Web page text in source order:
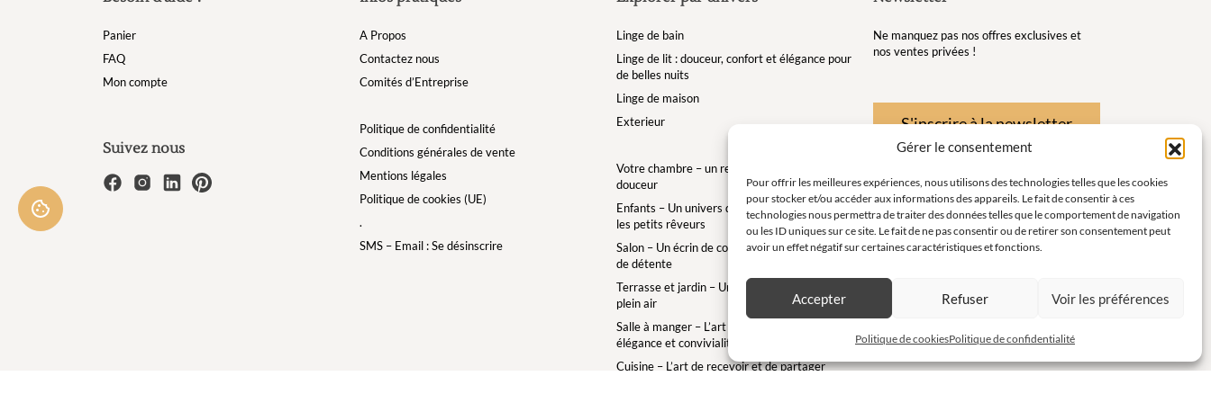
Gérer le consentement
Pour offrir les meilleures expériences, nous utilisons des technologies telles que les cookies
pour stocker et/ou accéder aux informations des appareils. Le fait de consentir à ces
technologies nous permettra de traiter des données telles que le comportement de navigation
ou les ID uniques sur ce site. Le fait de ne pas consentir ou de retirer son consentement peut
avoir un effet négatif sur certaines caractéristiques et fonctions.
Accepter Refuser Voir les préférences
Politique de cookiesPolitique de confidentialité
Panier
FAQ
Mon compte
Suivez nous
A Propos
Contactez nous
Comités d’Entreprise
Politique de confidentialité
Conditions générales de vente
Mentions légales
Politique de cookies (UE)
.
SMS – Email : Se désinscrire
Linge de bain
Linge de lit : douceur, confort et élégance pour
de belles nuits
Linge de maison
Exterieur
Votre chambre – un refuge de bien-être et de
douceur
Enfants – Un univers doux et enchanté pour
les petits rêveurs
Salon – Un écrin de confort pour des instants
de détente
Terrasse et jardin – Une bulle de confort en
plein air
Salle à manger – L’art de la table avec
élégance et convivialité
Cuisine – L’art de recevoir et de partager
Ne manquez pas nos offres exclusives et
nos ventes privées !
S'inscrire à la newsletter